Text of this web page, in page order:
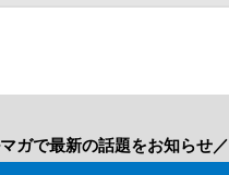
ガで最新の話題をお知らせ／